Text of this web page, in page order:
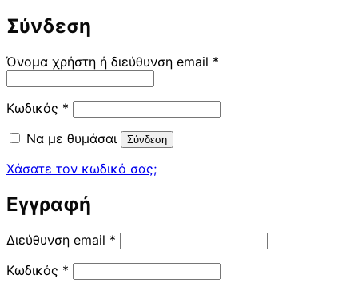
Σύνδεση
Όνομα χρήστη ή διεύθυνση email *
Κωδικός * Απαιτείται
Να με θυμάσαι
Σύνδεση
Χάσατε τον κωδικό σας;
Εγγραφή
Διεύθυνση email * Απαιτείται
Κωδικός * Απαιτείται